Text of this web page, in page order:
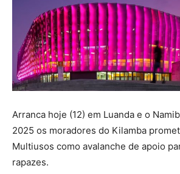
Arranca hoje (12) em Luanda e o
2025 os moradores do Kilamba
Multiusos como avalanche de apoio
rapazes.